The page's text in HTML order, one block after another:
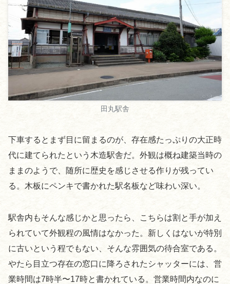
田丸駅舎
下車するとまず目に留まるのが、存在感たっぷりの大正時
代に建てられたという木造駅舎だ。外観は概ね建築当時の
ままのようで、随所に歴史を感じさせる作りが残ってい
る。木板にペンキで書かれた駅名板など味わい深い。
駅舎内もそんな感じかと思ったら、こちらは割と手が加え
られていて外観程の風情はなかった。新しくはないが特別
に古いという程でもない、そんな雰囲気の待合室である。
やたら目立つ存在の窓口に降ろされたシャッターには、営
業時間は7時半〜17時と書かれている。営業時間内なのに